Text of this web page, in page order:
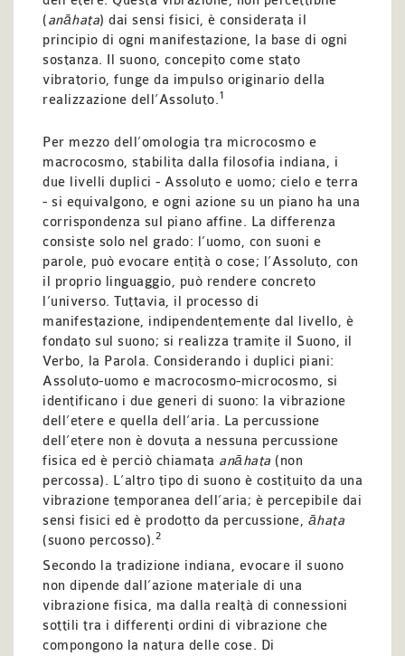
(anāhata) dai sensi fisici, è considerata il
principio di ogni manifestazione, la base di ogni
sostanza. Il suono, concepito come stato
vibratorio, funge da impulso originario della
realizzazione dell’Assoluto.1
Per mezzo dell’omologia tra microcosmo e
macrocosmo, stabilita dalla filosofia indiana, i
due livelli duplici - Assoluto e uomo; cielo e terra
- si equivalgono, e ogni azione su un piano ha una
corrispondenza sul piano affine. La differenza
consiste solo nel grado: l’uomo, con suoni e
parole, può evocare entità o cose; l’Assoluto, con
il proprio linguaggio, può rendere concreto
l’universo. Tuttavia, il processo di
manifestazione, indipendentemente dal livello, è
fondato sul suono; si realizza tramite il Suono, il
Verbo, la Parola. Considerando i duplici piani:
Assoluto-uomo e macrocosmo-microcosmo, si
identificano i due generi di suono: la vibrazione
dell’etere e quella dell’aria. La percussione
dell’etere non è dovuta a nessuna percussione
fisica ed è perciò chiamata anāhata (non
percossa). L’altro tipo di suono è costituito da una
vibrazione temporanea dell’aria; è percepibile dai
sensi fisici ed è prodotto da percussione, āhata
(suono percosso).2
Secondo la tradizione indiana, evocare il suono
non dipende dall’azione materiale di una
vibrazione fisica, ma dalla realtà di connessioni
sottili tra i differenti ordini di vibrazione che
compongono la natura delle cose. Di